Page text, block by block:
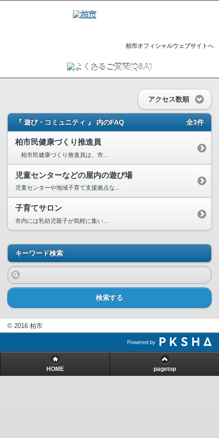
柏市オフィシャルウェブサイトへ
アクセス数順
『 遊び・コミュニティ 』 内のFAQ 全3件
柏市民健康づくり推進員
柏市民健康づくり推進員は、市...
児童センターなどの屋内の遊び場
児童センターや地域子育て支援拠点な...
子育てサロン
市内には乳幼児親子が気軽に集い...
キーワード検索
検索する
© 2016 柏市
Powered by
HOME pagetop